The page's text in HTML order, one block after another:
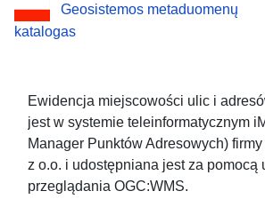
Geosistemos metaduomenų
katalogas
Ewidencja miejscowości ulic i
jest w systemie teleinformatycznym
Manager Punktów Adresowych)
z o.o. i udostępniana jest za pomocą
przeglądania OGC:WMS.